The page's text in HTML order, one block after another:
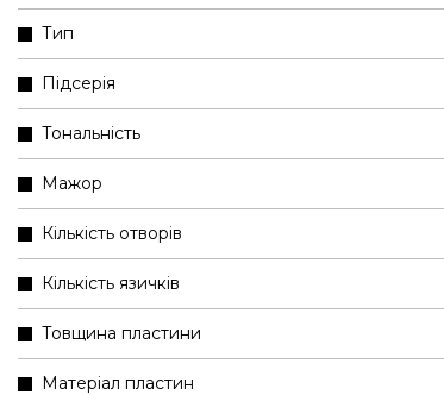
Тип
Підсерія
Тональність
Мажор
Кількість отворів
Кількість язичків
Товщина пластини
Матеріал пластин